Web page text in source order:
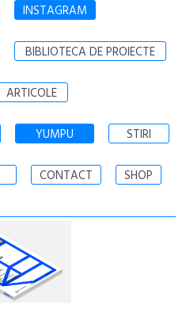
INSTAGRAM
BIBLIOTECA DE PROIECTE
ARTICOLE
YUMPU STIRI
CONTACT SHOP